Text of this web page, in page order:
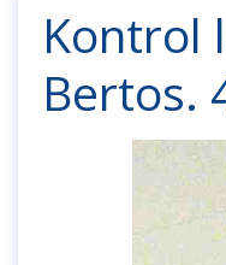
Kontrol
Bertos.